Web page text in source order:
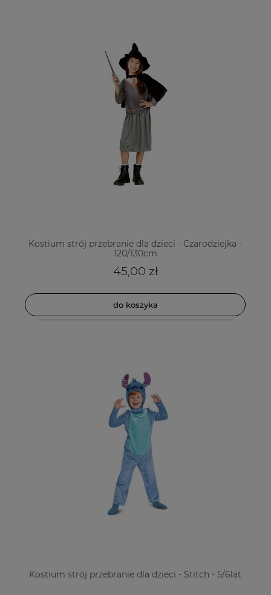
Kostium strój przebranie dla dzieci - Czarodziejka -
120/130cm
45,00 zł
do koszyka
Kostium strój przebranie dla dzieci - Stitch - 5/6lat